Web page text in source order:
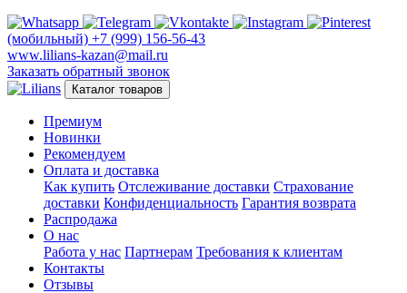
(мобильный) +7 (999) 156-56-43
www.lilians-kazan@mail.ru
Заказать обратный звонок
Каталог товаров
Премиум
Новинки
Рекомендуем
Оплата и доставка
Как купить Отслеживание доставки Страхование
доставки Конфиденциальность Гарантия возврата
Распродажа
О нас
Работа у нас Партнерам Требования к клиентам
Контакты
Отзывы